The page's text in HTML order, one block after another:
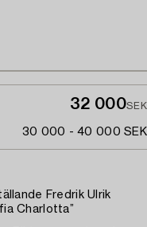
32 000SEK
30 000 - 40 000 SEK
Fredrik Ulrik
Charlotta”